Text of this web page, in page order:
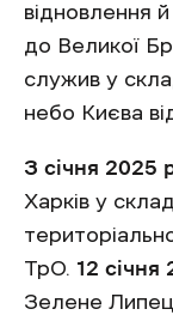
відновлення
до Великої
служив у
небо Києва
З січня 2025
Харків у
ТрО. 12 січня
Зелене